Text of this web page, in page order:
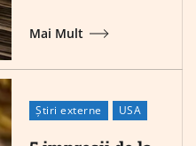
Mai Mult
Știri externe USA